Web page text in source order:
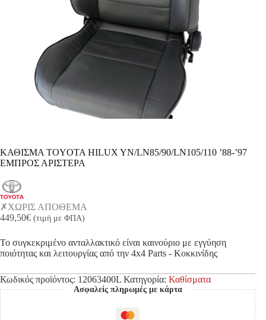
ΚΑΘΙΣΜΑ TOYOTA HILUX YN/LN85/90/LN105/110 ’88-’97
ΕΜΠΡΟΣ ΑΡΙΣΤΕΡΑ
ΧΩΡΙΣ ΑΠΟΘΕΜΑ
449,50€ (τιμή με ΦΠΑ)
Το συγκεκριμένο ανταλλακτικό είναι καινούριο με εγγύηση
ποιότητας και λειτουργίας από την 4x4 Parts - Κοκκινίδης
Κωδικός προϊόντος: 12063400L Κατηγορία: Καθίσματα
Ασφαλείς πληρωμές με κάρτα